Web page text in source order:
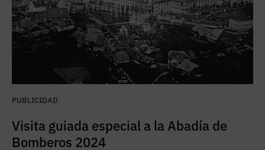
PUBLICIDAD
Visita guiada especial a la Abadía de
Bomberos 2024